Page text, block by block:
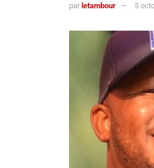
par letambour 5